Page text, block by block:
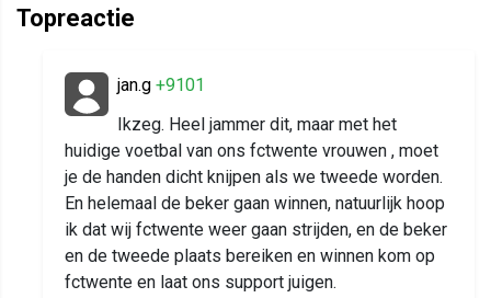
Topreactie
jan.g +9101
Ikzeg. Heel jammer dit, maar met het
huidige voetbal van ons fctwente vrouwen , moet
je de handen dicht knijpen als we tweede worden.
En helemaal de beker gaan winnen, natuurlijk hoop
ik dat wij fctwente weer gaan strijden, en de beker
en de tweede plaats bereiken en winnen kom op
fctwente en laat ons support juigen.